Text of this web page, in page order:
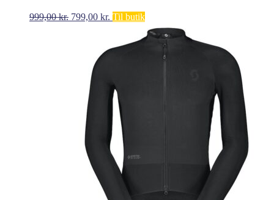
999,00kr. Den
999,00 kr..
799,00 kr. Den
er:
Til butik